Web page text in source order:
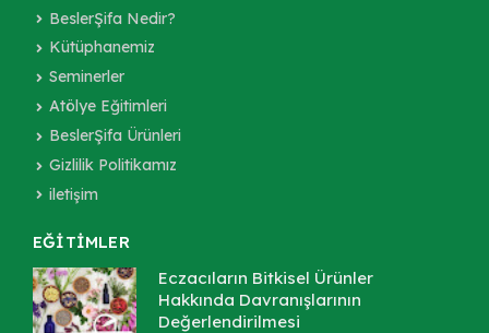
BeslerŞifa Nedir?
Kütüphanemiz
Seminerler
Atölye Eğitimleri
BeslerŞifa Ürünleri
Gizlilik Politikamız
iletişim
EĞİTİMLER
Eczacıların Bitkisel Ürünler
Hakkında Davranışlarının
Değerlendirilmesi